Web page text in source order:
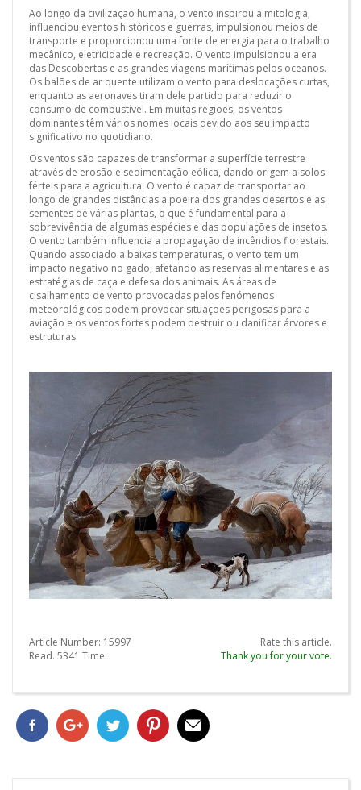
Ao longo da civilização humana, o vento inspirou a mitologia,
influenciou eventos históricos e guerras, impulsionou meios de
transporte e proporcionou uma fonte de energia para o trabalho
mecânico, eletricidade e recreação. O vento impulsionou a era
das Descobertas e as grandes viagens marítimas pelos oceanos.
Os balões de ar quente utilizam o vento para deslocações curtas,
enquanto as aeronaves tiram dele partido para reduzir o
consumo de combustível. Em muitas regiões, os ventos
dominantes têm vários nomes locais devido aos seu impacto
significativo no quotidiano.
Os ventos são capazes de transformar a superfície terrestre
através de erosão e sedimentação eólica, dando origem a solos
férteis para a agricultura. O vento é capaz de transportar ao
longo de grandes distâncias a poeira dos grandes desertos e as
sementes de várias plantas, o que é fundamental para a
sobrevivência de algumas espécies e das populações de insetos.
O vento também influencia a propagação de incêndios florestais.
Quando associado a baixas temperaturas, o vento tem um
impacto negativo no gado, afetando as reservas alimentares e as
estratégias de caça e defesa dos animais. As áreas de
cisalhamento de vento provocadas pelos fenómenos
meteorológicos podem provocar situações perigosas para a
aviação e os ventos fortes podem destruir ou danificar árvores e
estruturas.
Article Number: 15997
Read. 5341 Time.
Rate this article.
Thank you for your vote.